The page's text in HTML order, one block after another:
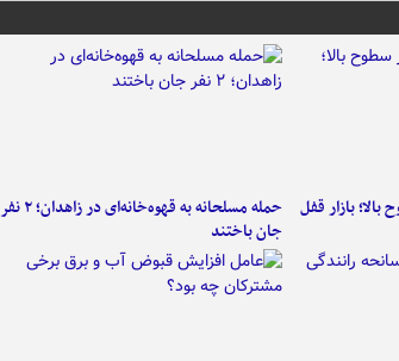
بازار قفل
حمله مسلحانه به قهوه‌خانه‌ای در زاهدان؛ ۲ نفر
جان باختند